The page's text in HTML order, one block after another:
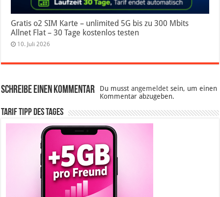
Gratis o2 SIM Karte – unlimited 5G bis zu 300 Mbits
Allnet Flat – 30 Tage kostenlos testen
10. Juli 2026
Schreibe einen Kommentar Du musstangemeldet sein, um einen
Kommentar abzugeben.
Tarif Tipp des Tages